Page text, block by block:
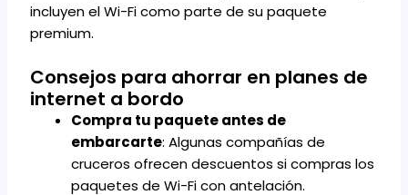
incluyen el Wi-Fi como parte de su paquete
premium.
Consejos para ahorrar en planes de
internet a bordo
Compra tu paquete antes de
embarcarte: Algunas compañías de
cruceros ofrecen descuentos si compras los
paquetes de Wi-Fi con antelación.